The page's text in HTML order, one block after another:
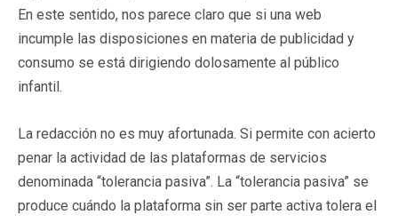
En este sentido, nos parece claro que si una web
incumple las disposiciones en materia de publicidad y
consumo se está dirigiendo dolosamente al público
infantil.
La redacción no es muy afortunada. Si permite con acierto
penar la actividad de las plataformas de servicios
denominada “tolerancia pasiva”. La “tolerancia pasiva” se
produce cuándo la plataforma sin ser parte activa tolera el